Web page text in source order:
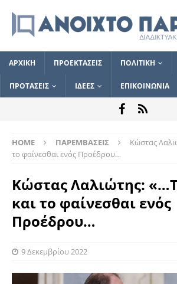
ΑΡΧΙΚΗ ΠΡΟΕΚΤΑΣΕΙΣ ΠΟΛΙΤΙΚΗ
ΠΡΟΤΑΣΕΙΣ ΙΔΕΕΣ ΕΠΙΚΟΙΝΩΝΙΑ
HOME ΠΑΡΕΜΒΑΣΕΙΣ
Kώστας
το φαίνεσθαι ενός Προέδρου…
Kώστας Λαλιώτης:
και το φαίνεσθαι ενός
Προέδρου…
9 Δεκεμβρίου 2022